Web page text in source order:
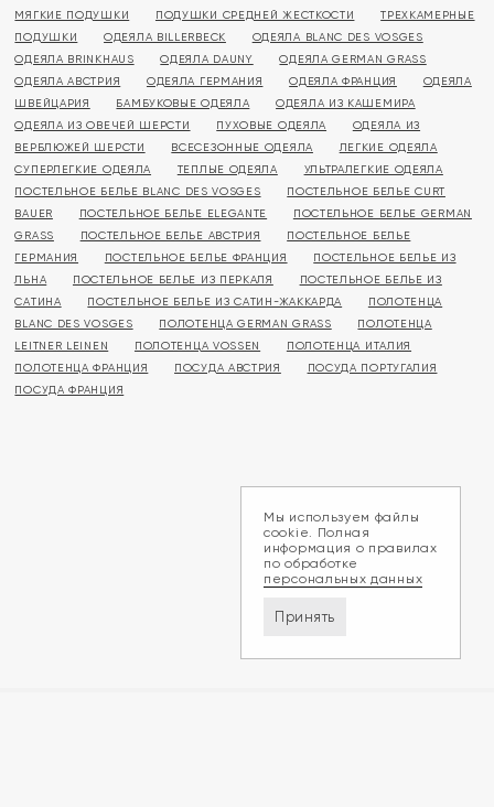
МЯГКИЕ ПОДУШКИ
ПОДУШКИ СРЕДНЕЙ ЖЕСТКОСТИ
ТРЕХКАМЕРНЫЕ
ПОДУШКИ
ОДЕЯЛА BILLERBECK
ОДЕЯЛА BLANC DES VOSGES
ОДЕЯЛА BRINKHAUS
ОДЕЯЛА DAUNY
ОДЕЯЛА GERMAN GRASS
ОДЕЯЛА АВСТРИЯ
ОДЕЯЛА ГЕРМАНИЯ ОДЕЯЛА ФРАНЦИЯ
ОДЕЯЛА
ШВЕЙЦАРИЯ
БАМБУКОВЫЕ ОДЕЯЛА
ОДЕЯЛА ИЗ КАШЕМИРА
ОДЕЯЛА ИЗ ОВЕЧЕЙ ШЕРСТИ
ПУХОВЫЕ ОДЕЯЛА
ОДЕЯЛА ИЗ
ВЕРБЛЮЖЕЙ ШЕРСТИ
ВСЕСЕЗОННЫЕ ОДЕЯЛА
ЛЕГКИЕ ОДЕЯЛА
СУПЕРЛЕГКИЕ ОДЕЯЛА
ТЕПЛЫЕ ОДЕЯЛА
УЛЬТРАЛЕГКИЕ ОДЕЯЛА
ПОСТЕЛЬНОЕ БЕЛЬЕ BLANC DES VOSGES
ПОСТЕЛЬНОЕ БЕЛЬЕ CURT
BAUER
ПОСТЕЛЬНОЕ БЕЛЬЕ ELEGANTE
ПОСТЕЛЬНОЕ БЕЛЬЕ GERMAN
GRASS
ПОСТЕЛЬНОЕ БЕЛЬЕ АВСТРИЯ
ПОСТЕЛЬНОЕ БЕЛЬЕ
ГЕРМАНИЯ
ПОСТЕЛЬНОЕ БЕЛЬЕ ФРАНЦИЯ
ПОСТЕЛЬНОЕ БЕЛЬЕ ИЗ
ЛЬНА
ПОСТЕЛЬНОЕ БЕЛЬЕ ИЗ ПЕРКАЛЯ
ПОСТЕЛЬНОЕ БЕЛЬЕ ИЗ
САТИНА
ПОСТЕЛЬНОЕ БЕЛЬЕ ИЗ САТИН-ЖАККАРДА
ПОЛОТЕНЦА
BLANC DES VOSGES
ПОЛОТЕНЦА GERMAN GRASS
ПОЛОТЕНЦА
LEITNER LEINEN
ПОЛОТЕНЦА VOSSEN
ПОЛОТЕНЦА ИТАЛИЯ
ПОЛОТЕНЦА ФРАНЦИЯ
ПОСУДА АВСТРИЯ
ПОСУДА ПОРТУГАЛИЯ
ПОСУДА ФРАНЦИЯ
Мы используем файлы
cookie. Полная
информация о правилах
по обработке
персональных данных
Принять